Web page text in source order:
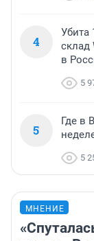
4
Убита
склад
в
5
5
Где в
5
МНЕНИЕ